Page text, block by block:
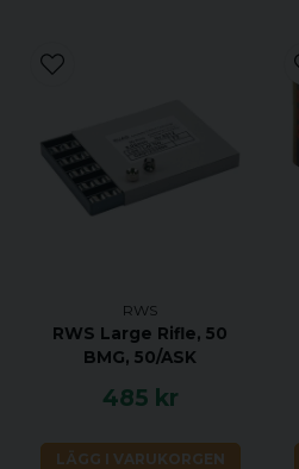
RWS
RWS Large Rifle, 50
BMG, 50/ASK
485 kr
LÄGG I VARUKORGEN